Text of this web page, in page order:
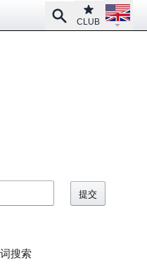
SearchClub
CLUB
Open
搜索